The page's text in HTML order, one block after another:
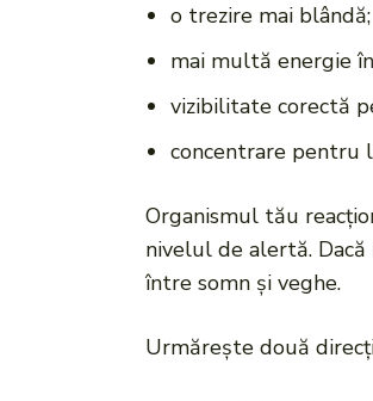
o trezire mai blândă;
mai multă energie
vizibilitate corectă
concentrare pentru
Organismul tău
nivelul de alertă.
între somn și veghe.
Urmărește două